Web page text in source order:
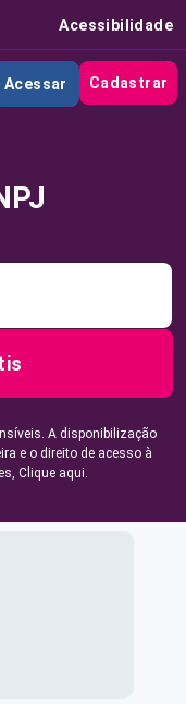
Acessibilidade
Acessar Cadastrar
A disponibilização
e o direito de acesso à
Clique aqui.